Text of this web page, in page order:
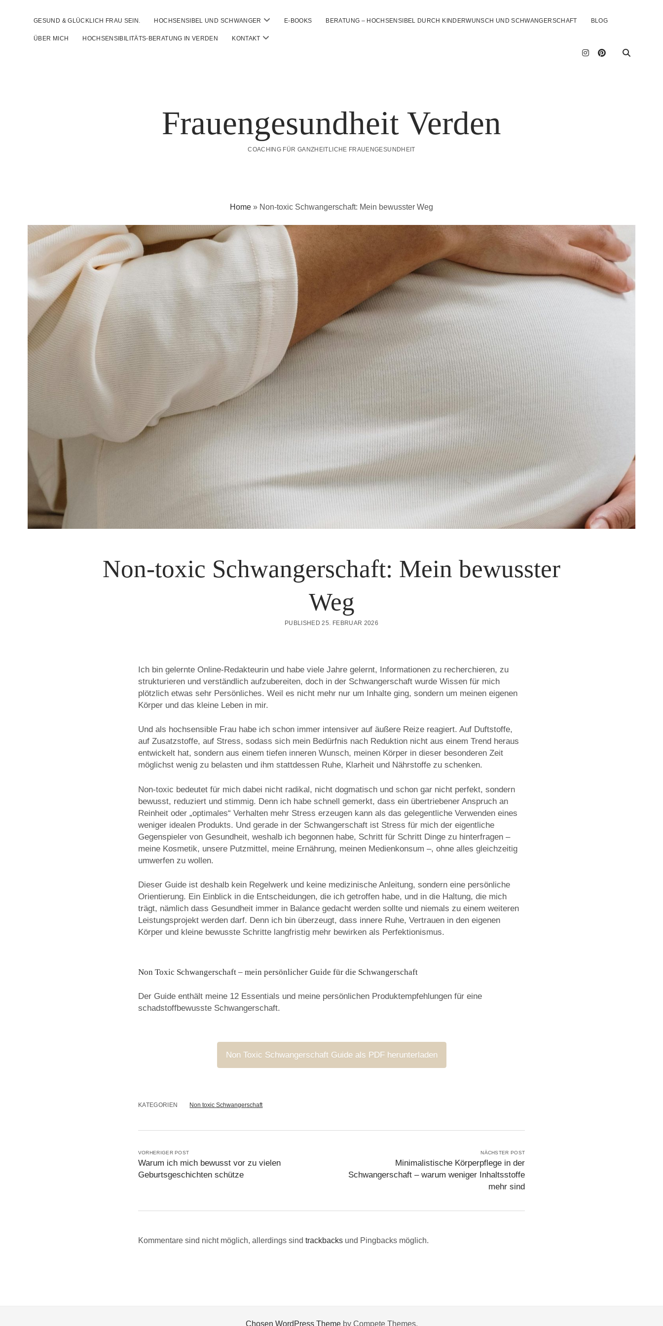
GESUND & GLÜCKLICH FRAU SEIN. HOCHSENSIBEL UND SCHWANGER open
E-BOOKS BERATUNG – HOCHSENSIBEL DURCH KINDERWUNSCH UND SCHWANGERSCHAFT BLOG
ÜBER MICH HOCHSENSIBILITÄTS-BERATUNG IN VERDEN KONTAKT open
instagram
pinterest
Frauengesundheit Verden
COACHING FÜR GANZHEITLICHE FRAUENGESUNDHEIT
Home » Non-toxic Schwangerschaft: Mein bewusster Weg
Non-toxic Schwangerschaft: Mein bewusster
Weg
PUBLISHED 25. FEBRUAR 2026
Ich bin gelernte Online-Redakteurin und habe viele Jahre gelernt, Informationen zu recherchieren, zu
strukturieren und verständlich aufzubereiten, doch in der Schwangerschaft wurde Wissen für mich
plötzlich etwas sehr Persönliches. Weil es nicht mehr nur um Inhalte ging, sondern um meinen eigenen
Körper und das kleine Leben in mir.
Und als hochsensible Frau habe ich schon immer intensiver auf äußere Reize reagiert. Auf Duftstoffe,
auf Zusatzstoffe, auf Stress, sodass sich mein Bedürfnis nach Reduktion nicht aus einem Trend heraus
entwickelt hat, sondern aus einem tiefen inneren Wunsch, meinen Körper in dieser besonderen Zeit
möglichst wenig zu belasten und ihm stattdessen Ruhe, Klarheit und Nährstoffe zu schenken.
Non-toxic bedeutet für mich dabei nicht radikal, nicht dogmatisch und schon gar nicht perfekt, sondern
bewusst, reduziert und stimmig. Denn ich habe schnell gemerkt, dass ein übertriebener Anspruch an
Reinheit oder „optimales“ Verhalten mehr Stress erzeugen kann als das gelegentliche Verwenden eines
weniger idealen Produkts. Und gerade in der Schwangerschaft ist Stress für mich der eigentliche
Gegenspieler von Gesundheit, weshalb ich begonnen habe, Schritt für Schritt Dinge zu hinterfragen –
meine Kosmetik, unsere Putzmittel, meine Ernährung, meinen Medienkonsum –, ohne alles gleichzeitig
umwerfen zu wollen.
Dieser Guide ist deshalb kein Regelwerk und keine medizinische Anleitung, sondern eine persönliche
Orientierung. Ein Einblick in die Entscheidungen, die ich getroffen habe, und in die Haltung, die mich
trägt, nämlich dass Gesundheit immer in Balance gedacht werden sollte und niemals zu einem weiteren
Leistungsprojekt werden darf. Denn ich bin überzeugt, dass innere Ruhe, Vertrauen in den eigenen
Körper und kleine bewusste Schritte langfristig mehr bewirken als Perfektionismus.
Non Toxic Schwangerschaft – mein persönlicher Guide für die Schwangerschaft
Der Guide enthält meine 12 Essentials und meine persönlichen Produktempfehlungen für eine
schadstoffbewusste Schwangerschaft.
Non Toxic Schwangerschaft Guide als PDF herunterladen
KATEGORIEN Non toxic Schwangerschaft
VORHERIGER POST
Warum ich mich bewusst vor zu vielen
Geburtsgeschichten schütze
NÄCHSTER POST
Minimalistische Körperpflege in der
Schwangerschaft – warum weniger Inhaltsstoffe
mehr sind
Kommentare sind nicht möglich, allerdings sind trackbacksund Pingbacks möglich.
Chosen WordPress Themeby Compete Themes.